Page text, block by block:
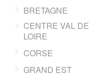
BRETAGNE
CENTRE VAL DE
LOIRE
CORSE
GRAND EST